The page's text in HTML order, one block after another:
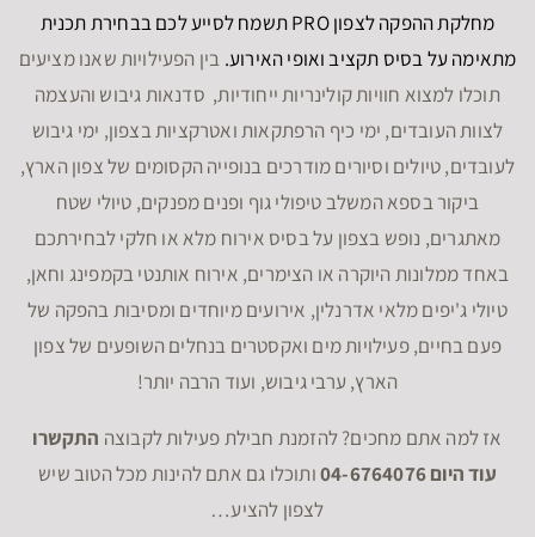
מחלקת ההפקה לצפון PRO תשמח לסייע לכם בבחירת תכנית
מתאימה על בסיס תקציב ואופי האירוע. בין הפעילויות שאנו מציעים
תוכלו למצוא חוויות קולינריות ייחודיות, סדנאות גיבוש והעצמה
לצוות העובדים, ימי כיף הרפתקאות ואטרקציות בצפון, ימי גיבוש
לעובדים, טיולים וסיורים מודרכים בנופייה הקסומים של צפון הארץ,
ביקור בספא המשלב טיפולי גוף ופנים מפנקים, טיולי שטח
מאתגרים, נופש בצפון על בסיס אירוח מלא או חלקי לבחירתכם
באחד ממלונות היוקרה או הצימרים, אירוח אותנטי בקמפינג וחאן,
טיולי ג'יפים מלאי אדרנלין, אירועים מיוחדים ומסיבות בהפקה של
פעם בחיים, פעילויות מים ואקסטרים בנחלים השופעים של צפון
הארץ, ערבי גיבוש, ועוד הרבה יותר!
אז למה אתם מחכים? להזמנת חבילת פעילות לקבוצה התקשרו
עוד היום 04-6764076
ותוכלו גם אתם להינות מכל הטוב שיש
לצפון להציע…